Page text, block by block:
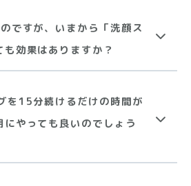
ですが、いまから「洗顔ス
効果はありますか？
を15分続けるだけの時間が
やっても良いのでしょう